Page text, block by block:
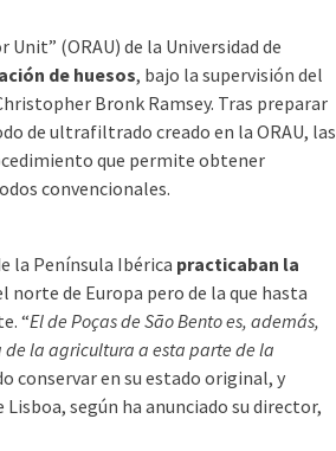
(ORAU) de la Universidad de
de huesos, bajo la supervisión del
Bronk Ramsey. Tras preparar
de ultrafiltrado creado en la ORAU, las
que permite obtener
convencionales.
la Península Ibérica practicaban la
norte de Europa pero de la que hasta
“El de Poças de São Bento es, además,
la agricultura a esta parte de la
conservar en su estado original, y
según ha anunciado su director,